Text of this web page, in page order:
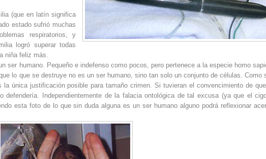
(que en latín significa
estado sufrió muchas
respiratorios, y
logró superar todas
niña feliz más.
ser humano. Pequeño e indefenso como pocos, pero pertenece a la especie homo
lo que se destruye no es un ser humano, sino tan solo un conjunto de células. Como
única justificación posible para tamaño crimen. Si tuvieran el convencimiento de
defendería. Independientemente de la falacia ontológica de tal excusa (ya que el
esta foto de lo que sin duda alguna es un ser humano alguno podrá reflexionar